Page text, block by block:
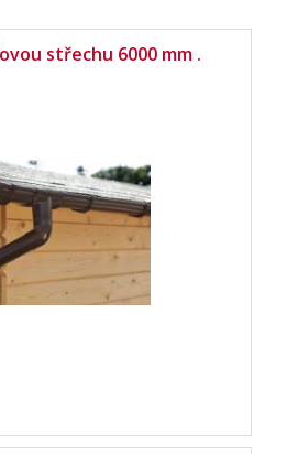
střechu 6000 mm .